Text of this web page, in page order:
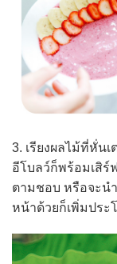
3. เรียงผลไม้ที่หั่น
อีโบลว์ก็พร้อมเสิร์
ตามชอบ หรือจะนำ
หน้าด้วยก็เพิ่มประ